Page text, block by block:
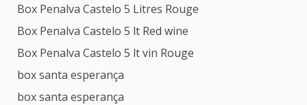
Box Penalva Castelo 5 Litres Rouge
Box Penalva Castelo 5 lt Red wine
Box Penalva Castelo 5 lt vin Rouge
box santa esperança
box santa esperança